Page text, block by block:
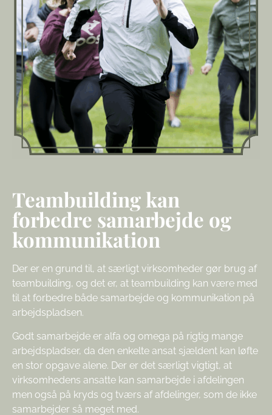
Teambuilding kan
forbedre samarbejde og
kommunikation
Der er en grund til, at særligt virksomheder gør brug af
teambuilding, og det er, at teambuilding kan være med
til at forbedre både samarbejde og kommunikation på
arbejdspladsen.
Godt samarbejde er alfa og omega på rigtig mange
arbejdspladser, da den enkelte ansat sjældent kan løfte
en stor opgave alene. Der er det særligt vigtigt, at
virksomhedens ansatte kan samarbejde i afdelingen
men også på kryds og tværs af afdelinger, som de ikke
samarbejder så meget med.